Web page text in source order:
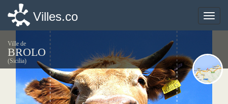
Toggle
Villes.co
Ville de
BROLO
(Sicilia)
Toggle
Villes.co